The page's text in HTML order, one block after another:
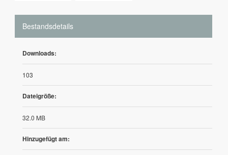
Bestandsdetails
Downloads:
103
Dateigröße:
32.0 MB
Hinzugefügt am: